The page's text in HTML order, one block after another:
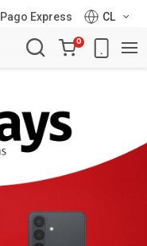
Pago Express
CL
Carro
de
0